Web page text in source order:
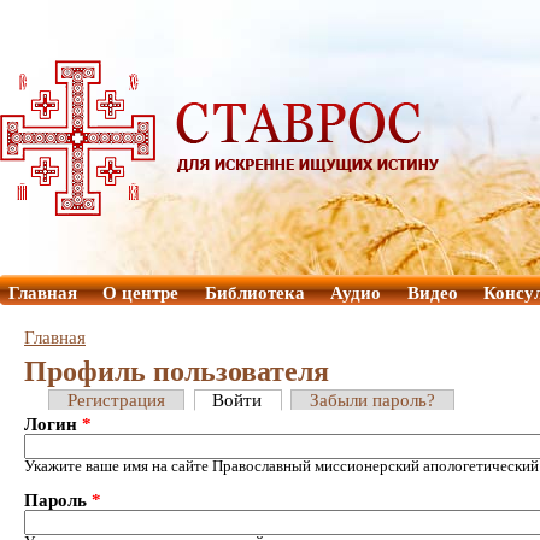
Главная О центре Библиотека Аудио Видео
Главная
Профиль пользователя
Регистрация Войти
Забыли пароль?
Логин *
Укажите ваше имя на сайте Православный миссионерский
Пароль *